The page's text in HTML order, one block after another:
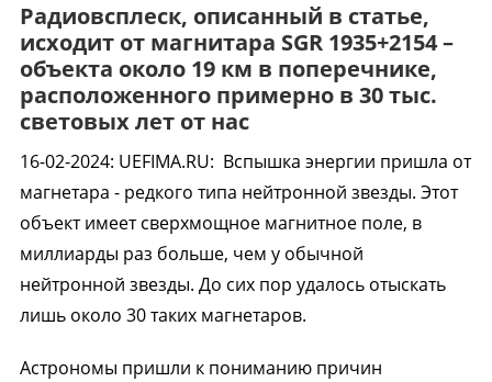
Радиовсплеск, описанный в статье,
исходит от магнитара SGR 1935+2154 –
объекта около 19 км в поперечнике,
расположенного примерно в 30 тыс.
световых лет от нас
16-02-2024: UEFIMA.RU: Вспышка энергии пришла от
магнетара - редкого типа нейтронной звезды. Этот
объект имеет сверхмощное магнитное поле, в
миллиарды раз больше, чем у обычной
нейтронной звезды. До сих пор удалось отыскать
лишь около 30 таких магнетаров.
Астрономы пришли к пониманию причин